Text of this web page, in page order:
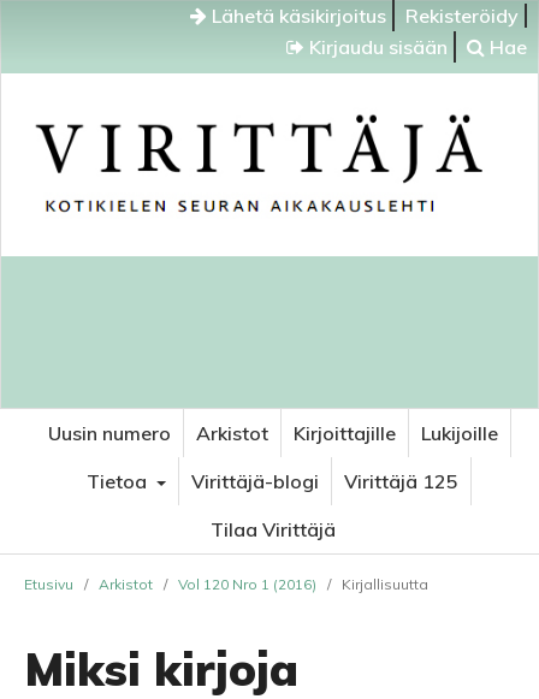
Lähetä käsikirjoitus
Rekisteröidy
Kirjaudu sisään
Hae
Uusin numero Arkistot Kirjoittajille
Lukijoille
Tietoa
Virittäjä-blogi
Virittäjä 125
Tilaa Virittäjä
Etusivu / Arkistot / Vol 120 Nro 1 (2016) / Kirjallisuutta
Miksi kirjoja